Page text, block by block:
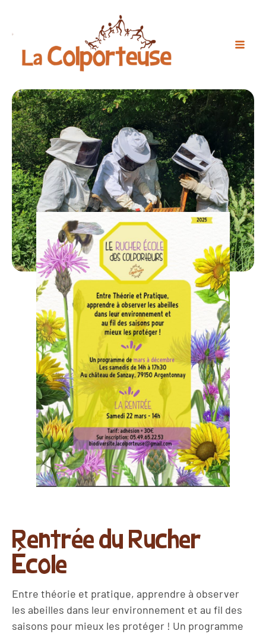
Rentrée du Rucher
École
Entre théorie et pratique, apprendre à observer
les abeilles dans leur environnement et au fil des
saisons pour mieux les protéger ! Un programme